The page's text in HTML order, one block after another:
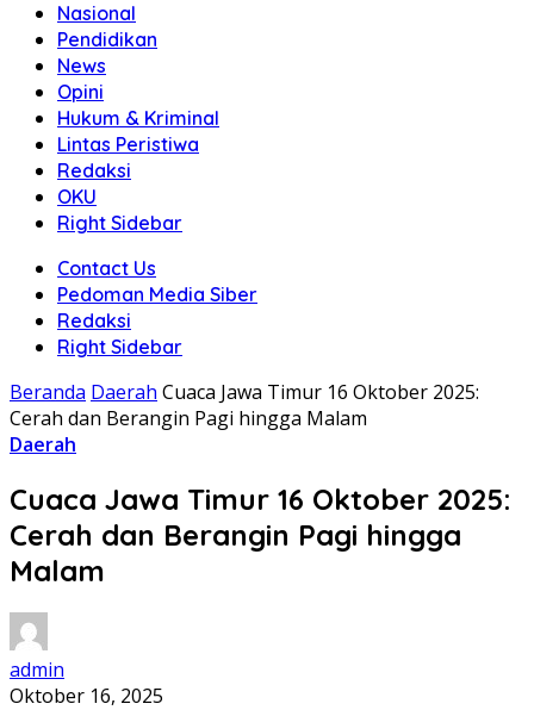
Nasional
Pendidikan
News
Opini
Hukum & Kriminal
Lintas Peristiwa
Redaksi
OKU
Right Sidebar
Contact Us
Pedoman Media Siber
Redaksi
Right Sidebar
Beranda Daerah Cuaca Jawa Timur 16 Oktober 2025:
Cerah dan Berangin Pagi hingga Malam
Daerah
Cuaca Jawa Timur 16 Oktober 2025:
Cerah dan Berangin Pagi hingga
Malam
admin
Oktober 16, 2025